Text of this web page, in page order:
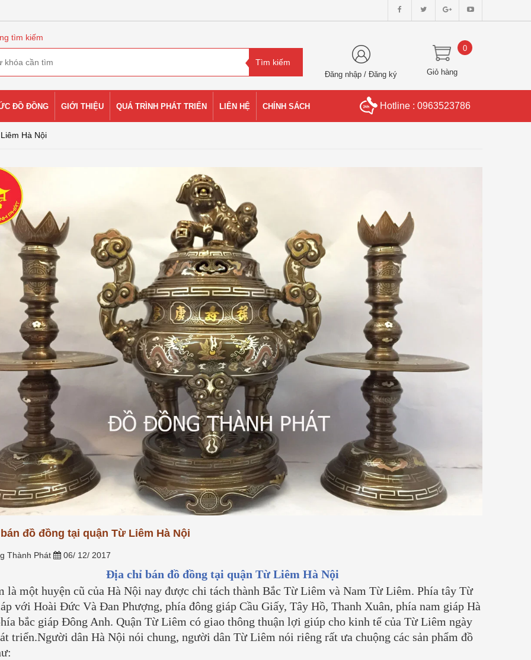
tìm kiếm
Đăng nhập /Đăng ký Giỏ hàng
0
ĐỒ ĐỒNG GIỚI THIỆU QUÁ TRÌNH PHÁT TRIỂN LIÊN HỆ CHÍNH SÁCH Hotline : 0963523786
Hà Nội
ngũ sắc tại đồ đồng
Thành Phát
đã bao giờ các bác
một bộ đỉnh khảm ngũ
phổ thông, hay tại sao
sợi bạc lại...
Tư Vấn Phong Thủy Đồ Đồng
Đồ Đồng Thành Phát
06/ 04/ 2026
Trong không gian tâm linh của mỗi
gia đình Việt, bộ đồ thờ bằng đồng
không chỉ là vật phẩm trưng bày
nối tâm thức giữa con cháu và tổ
Giải thích về ưu điểm của đồng Catut
so với các loại đồng khác
Đồ Đồng Thành Phát
06/ 04/ 2026
Đồng Catut là gì? Đồng Catut thực
chất là loại đồng vàng chất lượng
Mỗi vật phẩm
bằng đồng
mà là báu vật
gia phong và
đồ đồng tại quận Từ Liêm Hà Nội
Thành Phát 06/ 12/ 2017
Địa chỉ bán đồ đồng tại quận Từ Liêm Hà Nội
là một huyện cũ của Hà Nội nay được chi tách thành Bắc Từ Liêm và Nam Từ Liêm. Phía tây Từ
với Hoài Đức Và Đan Phượng, phía đông giáp Cầu Giấy, Tây Hồ, Thanh Xuân, phía nam giáp Hà
bắc giáp Đông Anh. Quận Từ Liêm có giao thông thuận lợi giúp cho kinh tế của Từ Liêm ngày
triển.Người dân Hà Nội nói chung, người dân Từ Liêm nói riêng rất ưa chuộng các sản phẩm đồ